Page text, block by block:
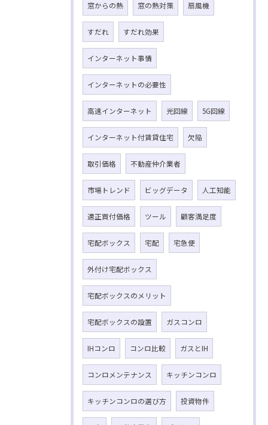
窓からの熱 窓の熱対策 扇風機
すだれ すだれ効果
インターネット事情
インターネットの必要性
高速インターネット 光回線 5G回線
インターネット付賃貸住宅 欠陥
取引価格 不動産仲介業者
市場トレンド ビッグデータ 人工知能
適正買付価格 ツール 顧客満足度
宅配ボックス 宅配 宅急便
外付け宅配ボックス
宅配ボックスのメリット
宅配ボックスの設置 ガスコンロ
IHコンロ コンロ比較 ガスとIH
コンロメンテナンス キッチンコンロ
キッチンコンロの選び方 投資物件